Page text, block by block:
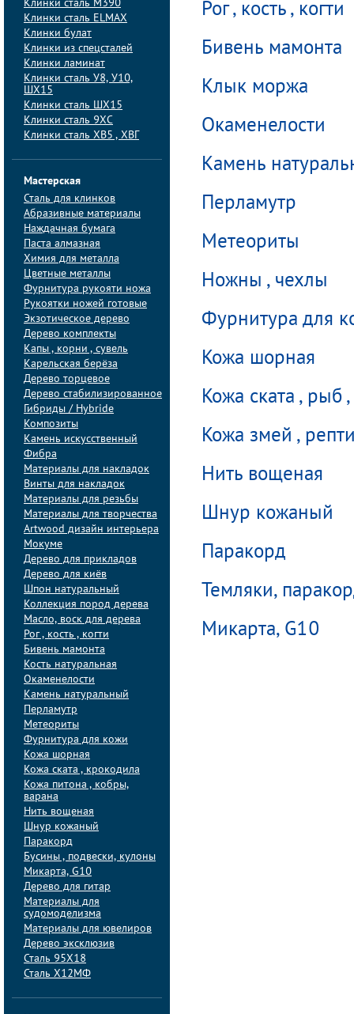
Клинки сталь M390
Клинки сталь ELMAX
Клинки булат
Клинки из спецсталей
Клинки ламинат
Клинки сталь У8, У10,
ШХ15
Клинки сталь ШХ15
Клинки сталь 9ХС
Клинки сталь ХВ5 , ХВГ
Мастерская
Сталь для клинков
Абразивные материалы
Наждачная бумага
Паста алмазная
Химия для металла
Цветные металлы
Фурнитура рукояти ножа
Рукоятки ножей готовые
Экзотическое дерево
Дерево комплекты
Капы , корни , сувель
Карельская берёза
Дерево торцевое
Дерево стабилизированное
Гибриды / Hybride
Композиты
Камень искусственный
Фибра
Материалы для накладок
Винты для накладок
Материалы для резьбы
Материалы для творчества
Artwood дизайн интерьера
Мокуме
Дерево для прикладов
Дерево для киёв
Шпон натуральный
Коллекция пород дерева
Масло, воск для дерева
Рог , кость , когти
Бивень мамонта
Кость натуральная
Окаменелости
Камень натуральный
Перламутр
Метеориты
Фурнитура для кожи
Кожа шорная
Кожа ската , крокодила
Кожа питона , кобры,
варана
Нить вощеная
Шнур кожаный
Паракорд
Бусины , подвески, кулоны
Микарта, G10
Дерево для гитар
Материалы для
судомоделизма
Материалы для ювелиров
Дерево эксклюзив
Сталь 95Х18
Сталь Х12МФ
Рог , кость , когти
Бивень мамонта
Клык моржа
Окаменелости
Камень
Перламутр
Метеориты
Ножны , чехлы
Фурнитура для
Кожа шорная
Кожа ската , рыб ,
Кожа змей ,
Нить вощеная
Шнур кожаный
Паракорд
Темляки,
Микарта, G10